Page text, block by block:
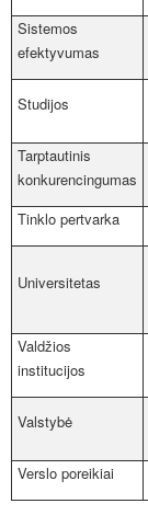
Sistemos
efektyvumas
Studijos
Tarptautinis
konkurencingumas
Tinklo pertvarka
Universitetas
Valdžios
institucijos
Valstybė
Verslo poreikiai